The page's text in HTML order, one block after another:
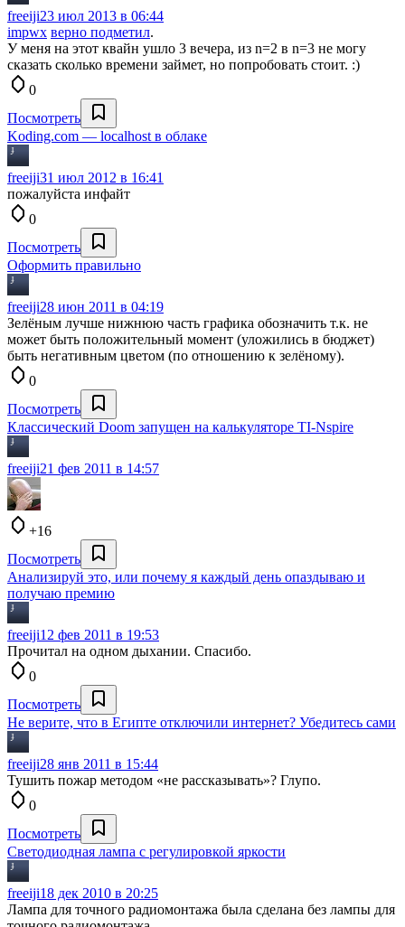
freeiji23 июл 2013 в 06:44
impwx верно подметил.
У меня на этот квайн ушло 3 вечера, из n=2 в n=3 не могу
сказать сколько времени займет, но попробовать стоит. :)
0
Посмотреть
Koding.com — localhost в облаке
freeiji31 июл 2012 в 16:41
пожалуйста инфайт
0
Посмотреть
Оформить правильно
freeiji28 июн 2011 в 04:19
Зелёным лучше нижнюю часть графика обозначить т.к. не
может быть положительный момент (уложились в бюджет)
быть негативным цветом (по отношению к зелёному).
0
Посмотреть
Классический Doom запущен на калькуляторе TI-Nspire
freeiji21 фев 2011 в 14:57
+16
Посмотреть
Анализируй это, или почему я каждый день опаздываю и
получаю премию
freeiji12 фев 2011 в 19:53
Прочитал на одном дыхании. Спасибо.
0
Посмотреть
Не верите, что в Египте отключили интернет? Убедитесь сами
freeiji28 янв 2011 в 15:44
Тушить пожар методом «не рассказывать»? Глупо.
0
Посмотреть
Cветодиодная лампа с регулировкой яркости
freeiji18 дек 2010 в 20:25
Лампа для точного радиомонтажа была сделана без лампы для